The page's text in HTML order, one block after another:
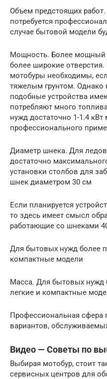
Объем предстоящих
потребуется
случае бытовой модели
Мощность. Более мощный
более широкие
мотобуры необходимы,
тяжелым грунтом. Однако
подобные устройства
потребляют много
нужд достаточно 1-1.4
профессионального
Диаметр шнека. Для
достаточно
установки столбов для
шнек диаметром 30 см
Если планируется
то здесь имеет смысл
работающие со шнеками
Для бытовых нужд более
компактные модели
Масса. Для бытовых нужд
легкие и компактные
Профессиональная сфера
вариантов,
Видео — Советы по
Выбирая мотобур, стоит
сервисных центров для